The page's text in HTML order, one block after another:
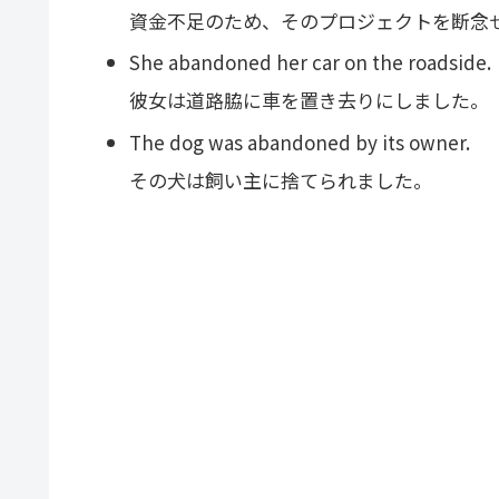
資金不足のため、そのプロジェクトを断念
She abandoned her car on the roadside.
彼女は道路脇に車を置き去りにしました。
The dog was abandoned by its owner.
その犬は飼い主に捨てられました。